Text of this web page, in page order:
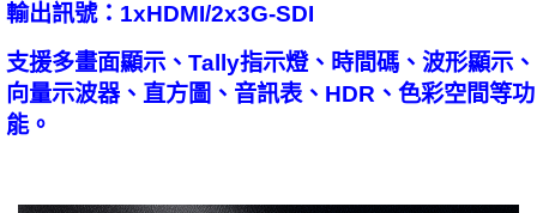
輸出訊號：1xHDMI/2x3G-SDI
支援多畫面顯示、Tally指示燈、時間碼、波形顯示、
向量示波器、直方圖、音訊表、HDR、色彩空間等功
能。